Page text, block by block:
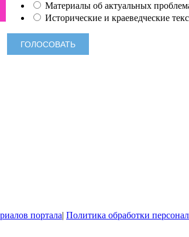
Материалы об актуальных
Исторические и краеведческие
портала| Политика обработки